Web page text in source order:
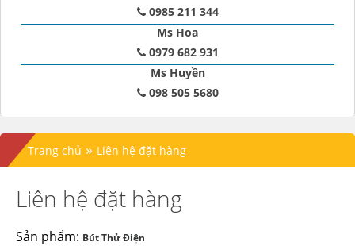
0985 211 344
Ms Hoa
0979 682 931
Ms Huyền
098 505 5680
Trang chủ » Liên hệ đặt hàng
Liên hệ đặt hàng
Sản phẩm: Bút Thử Điện